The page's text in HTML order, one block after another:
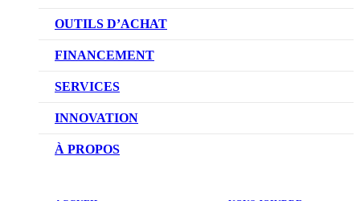
OFFRES DU CONCESSIONNAIRE
OUTILS D’ACHAT
CONFIGUREZ VOTRE VÉHICULE
RÉSERVEZ UN ESSAI ROUTIER
DEMANDEZ UN PRIX
FINANCEMENT
NOTRE DIFFÉRENCE
DEMANDE DE CRÉDIT AUTO
SERVICES
NOTRE PROMESSE
PRENDRE UN RENDEZ-VOUS
INNOVATION
TECHNOLOGIE SKYACTIV
À PROPOS